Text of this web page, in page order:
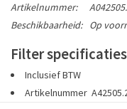
Artikelnummer:
Beschikbaarheid:
Op
Filter
Inclusief BTW
Artikelnummer